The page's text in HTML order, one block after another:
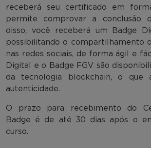
receberá seu certificado em
permite comprovar a conclusão
disso, você receberá um Badge
possibilitando o compartilhamento
nas redes sociais, de forma ágil e
Digital e o Badge FGV são
da tecnologia blockchain, o que
autenticidade.
O prazo para recebimento do
Badge é de até 30 dias após o
curso.